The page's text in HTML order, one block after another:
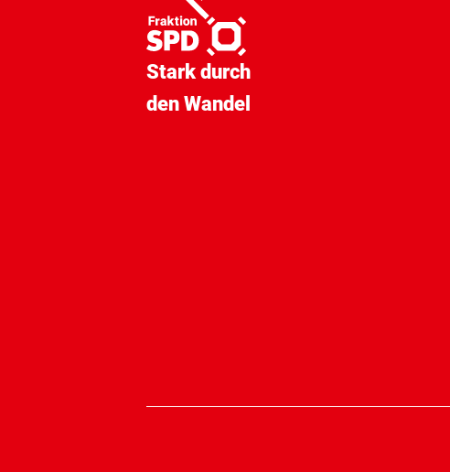
Stark durch
den Wandel